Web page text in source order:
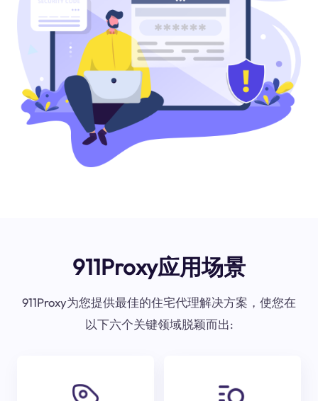
911Proxy应用场景
911Proxy为您提供最佳的住宅代理解决方案，使您在
以下六个关键领域脱颖而出: